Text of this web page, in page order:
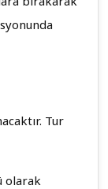
Tur
olarak